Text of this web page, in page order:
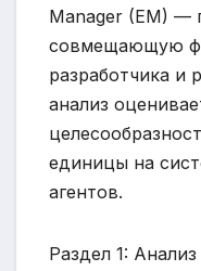
Manager (EM) —
совмещающую
разработчика и
анализ
единицы на
агентов.
Раздел 1: